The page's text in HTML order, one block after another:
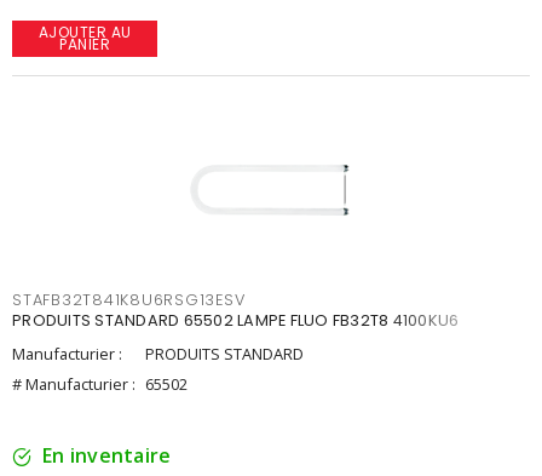
AJOUTER AU
PANIER
STAFB32T841K8U6RSG13ESV
PRODUITS STANDARD 65502 LAMPE FLUO FB32T8 4100KU6
Manufacturier :
PRODUITS STANDARD
# Manufacturier : 65502
En inventaire